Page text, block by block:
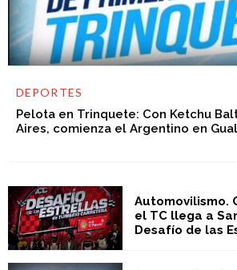
DEPORTES
Pelota en Trinquete: Con Ketchu
Aires, comienza el Argentino en
Automovilismo.
el TC llega a
Desafío de las